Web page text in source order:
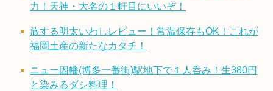
力！天神・大名の１軒目にいいぞ！
旅する明太いわしレビュー！常温保存もOK！これが
福岡土産の新たなカタチ！
ニュー因幡(博多一番街)駅地下で１人呑み！生380円
と染みるダシ料理！